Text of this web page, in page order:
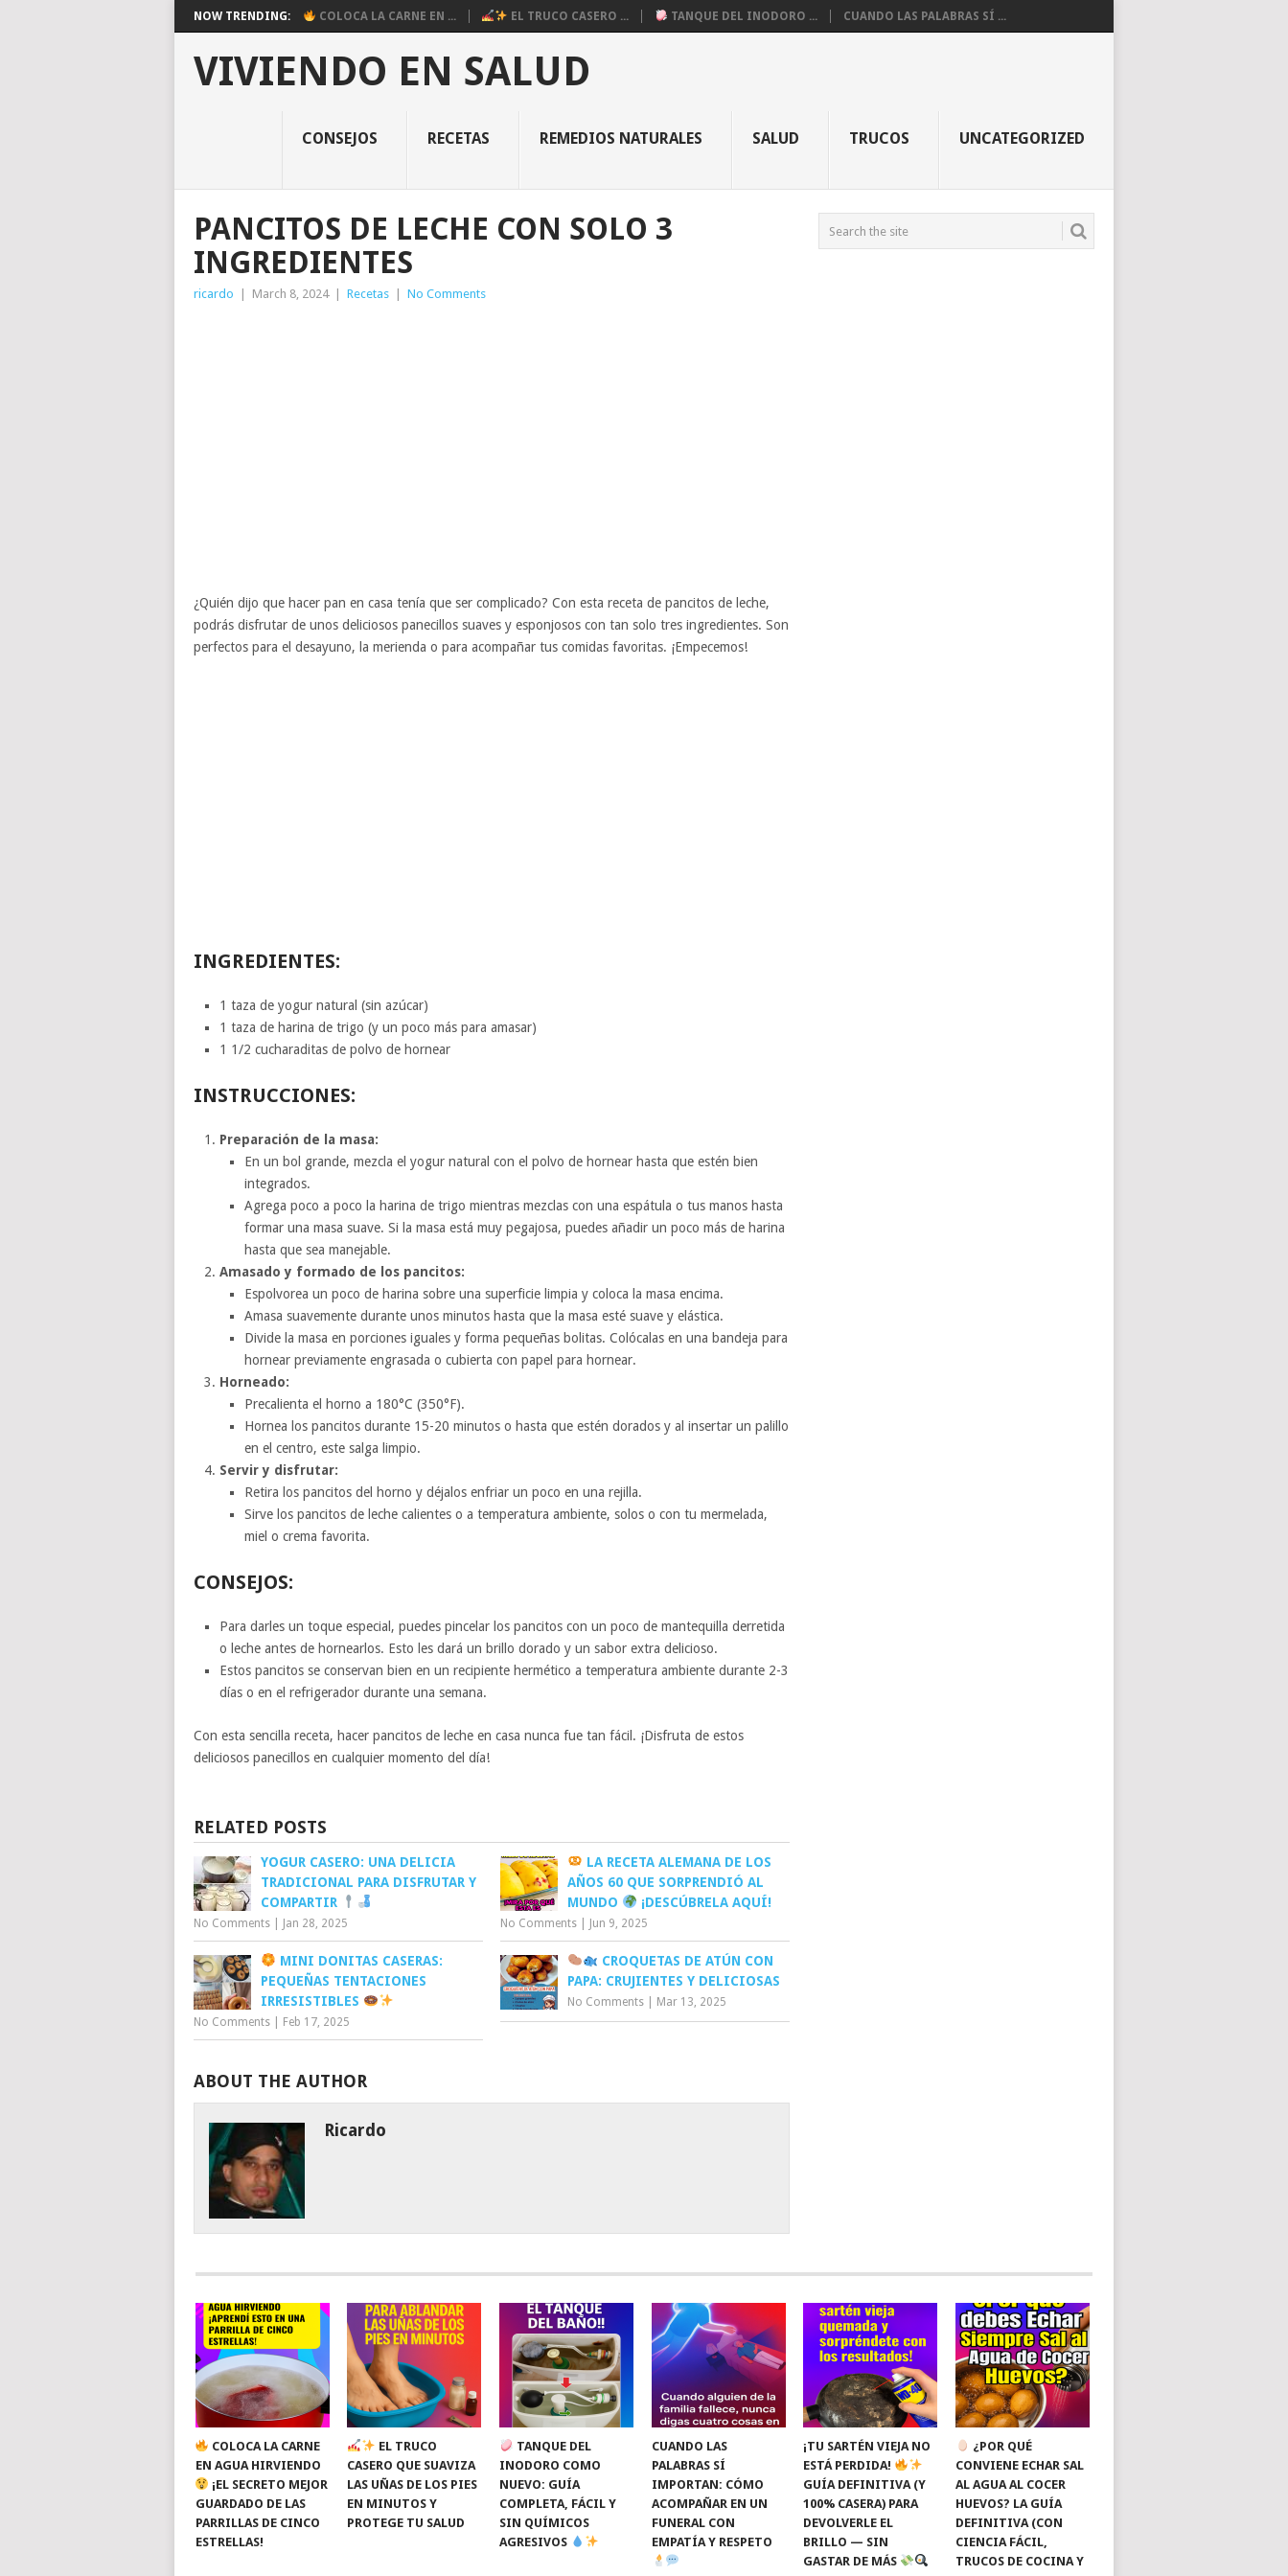
NOW TRENDING: COLOCA LA CARNE EN ... EL TRUCO CASERO ... TANQUE DEL INODORO ... CUANDO LAS PALABRAS SÍ ...
VIVIENDO EN SALUD
CONSEJOS RECETAS REMEDIOS NATURALES SALUD TRUCOS UNCATEGORIZED
PANCITOS DE LECHE CON SOLO 3
INGREDIENTES
ricardo March 8, 2024 Recetas No Comments
¿Quién dijo que hacer pan en casa tenía que ser complicado? Con esta receta de pancitos de leche,
podrás disfrutar de unos deliciosos panecillos suaves y esponjosos con tan solo tres ingredientes. Son
perfectos para el desayuno, la merienda o para acompañar tus comidas favoritas. ¡Empecemos!
INGREDIENTES:
1 taza de yogur natural (sin azúcar)
1 taza de harina de trigo (y un poco más para amasar)
1 1/2 cucharaditas de polvo de hornear
INSTRUCCIONES:
Preparación de la masa:
En un bol grande, mezcla el yogur natural con el polvo de hornear hasta que estén bien
integrados.
Agrega poco a poco la harina de trigo mientras mezclas con una espátula o tus manos hasta
formar una masa suave. Si la masa está muy pegajosa, puedes añadir un poco más de harina
hasta que sea manejable.
Amasado y formado de los pancitos:
Espolvorea un poco de harina sobre una superficie limpia y coloca la masa encima.
Amasa suavemente durante unos minutos hasta que la masa esté suave y elástica.
Divide la masa en porciones iguales y forma pequeñas bolitas. Colócalas en una bandeja para
hornear previamente engrasada o cubierta con papel para hornear.
Horneado:
Precalienta el horno a 180°C (350°F).
Hornea los pancitos durante 15-20 minutos o hasta que estén dorados y al insertar un palillo
en el centro, este salga limpio.
Servir y disfrutar:
Retira los pancitos del horno y déjalos enfriar un poco en una rejilla.
Sirve los pancitos de leche calientes o a temperatura ambiente, solos o con tu mermelada,
miel o crema favorita.
CONSEJOS:
Para darles un toque especial, puedes pincelar los pancitos con un poco de mantequilla derretida
o leche antes de hornearlos. Esto les dará un brillo dorado y un sabor extra delicioso.
Estos pancitos se conservan bien en un recipiente hermético a temperatura ambiente durante 2-3
días o en el refrigerador durante una semana.
Con esta sencilla receta, hacer pancitos de leche en casa nunca fue tan fácil. ¡Disfruta de estos
deliciosos panecillos en cualquier momento del día!
RELATED POSTS
YOGUR CASERO: UNA DELICIA
TRADICIONAL PARA DISFRUTAR Y
COMPARTIR
No Comments Jan 28, 2025
LA RECETA ALEMANA DE LOS
AÑOS 60 QUE SORPRENDIÓ AL
MUNDO
¡DESCÚBRELA AQUÍ!
No Comments Jun 9, 2025
MINI DONITAS CASERAS:
PEQUEÑAS TENTACIONES
IRRESISTIBLES
No Comments Feb 17, 2025
CROQUETAS DE ATÚN CON
PAPA: CRUJIENTES Y DELICIOSAS
No Comments Mar 13, 2025
ABOUT THE AUTHOR
Ricardo
COLOCA LA CARNE
EN AGUA HIRVIENDO
¡EL SECRETO MEJOR
GUARDADO DE LAS
PARRILLAS DE CINCO
ESTRELLAS!
EL TRUCO
CASERO QUE SUAVIZA
LAS UÑAS DE LOS PIES
EN MINUTOS Y
PROTEGE TU SALUD
TANQUE DEL
INODORO COMO
NUEVO: GUÍA
COMPLETA, FÁCIL Y
SIN QUÍMICOS
AGRESIVOS
CUANDO LAS
PALABRAS SÍ
IMPORTAN: CÓMO
ACOMPAÑAR EN UN
FUNERAL CON
EMPATÍA Y RESPETO
¡TU SARTÉN VIEJA NO
ESTÁ PERDIDA!
GUÍA DEFINITIVA (Y
100% CASERA) PARA
DEVOLVERLE EL
BRILLO — SIN
GASTAR DE MÁS
¿POR QUÉ
CONVIENE ECHAR SAL
AL AGUA AL COCER
HUEVOS? LA GUÍA
DEFINITIVA (CON
CIENCIA FÁCIL,
TRUCOS DE COCINA Y